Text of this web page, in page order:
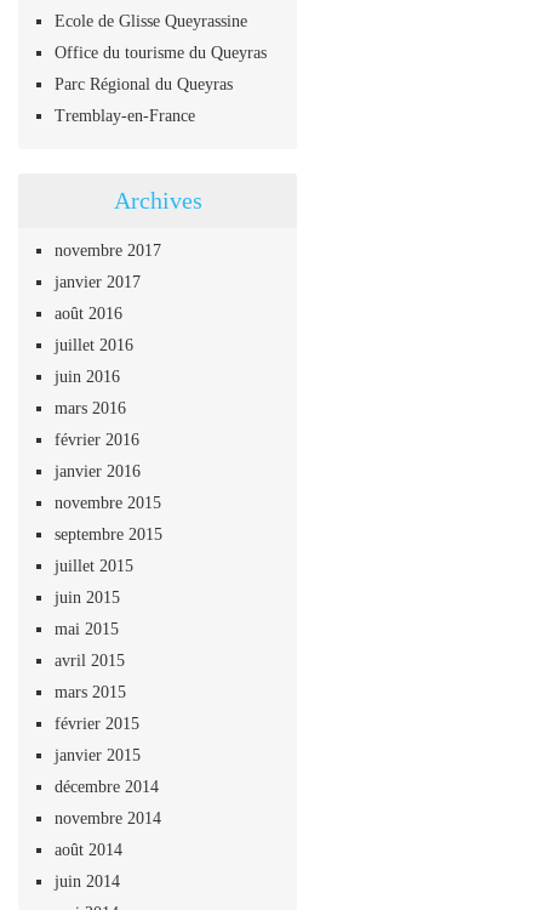
Ecole de Glisse Queyrassine
Office du tourisme du Queyras
Parc Régional du Queyras
Tremblay-en-France
Archives
novembre 2017
janvier 2017
août 2016
juillet 2016
juin 2016
mars 2016
février 2016
janvier 2016
novembre 2015
septembre 2015
juillet 2015
juin 2015
mai 2015
avril 2015
mars 2015
février 2015
janvier 2015
décembre 2014
novembre 2014
août 2014
juin 2014